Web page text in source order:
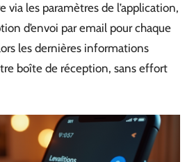
via les paramètres de l’application,
d’envoi par email pour chaque
les dernières informations
boîte de réception, sans effort